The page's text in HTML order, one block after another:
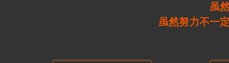
虽
虽然努力不一